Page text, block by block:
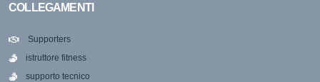
COLLEGAMENTI
Supporters
istruttore fitness
supporto tecnico